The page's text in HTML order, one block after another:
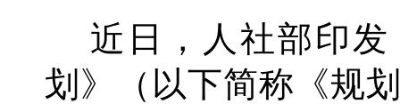
近日，人社部印发
划》（以下简称《规